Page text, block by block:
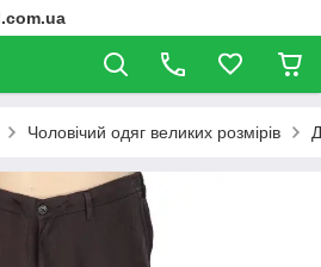
Чоловічий одяг великих розмірів